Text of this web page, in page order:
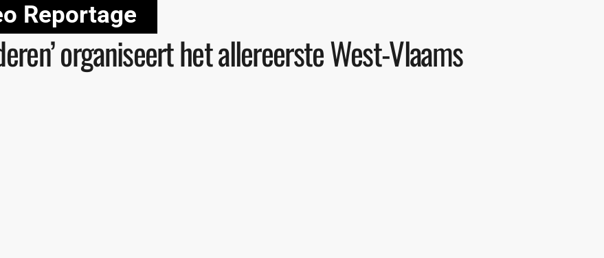
Reportage
organiseert het allereerste West-Vlaams